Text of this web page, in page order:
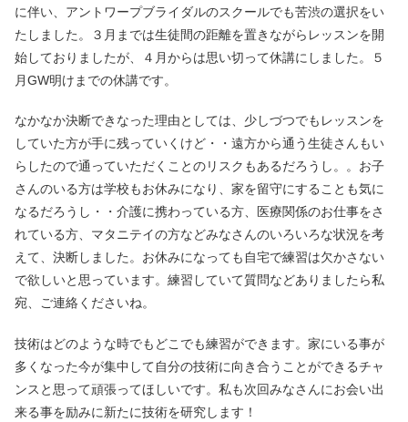
に伴い、アントワープブライダルのスクールでも苦渋の選択をい
たしました。３月までは生徒間の距離を置きながらレッスンを開
始しておりましたが、４月からは思い切って休講にしました。５
月GW明けまでの休講です。
なかなか決断できなった理由としては、少しづつでもレッスンを
していた方が手に残っていくけど・・遠方から通う生徒さんもい
らしたので通っていただくことのリスクもあるだろうし。。お子
さんのいる方は学校もお休みになり、家を留守にすることも気に
なるだろうし・・介護に携わっている方、医療関係のお仕事をさ
れている方、マタニテイの方などみなさんのいろいろな状況を考
えて、決断しました。お休みになっても自宅で練習は欠かさない
で欲しいと思っています。練習していて質問などありましたら私
宛、ご連絡くださいね。
技術はどのような時でもどこでも練習ができます。家にいる事が
多くなった今が集中して自分の技術に向き合うことができるチャ
ンスと思って頑張ってほしいです。私も次回みなさんにお会い出
来る事を励みに新たに技術を研究します！